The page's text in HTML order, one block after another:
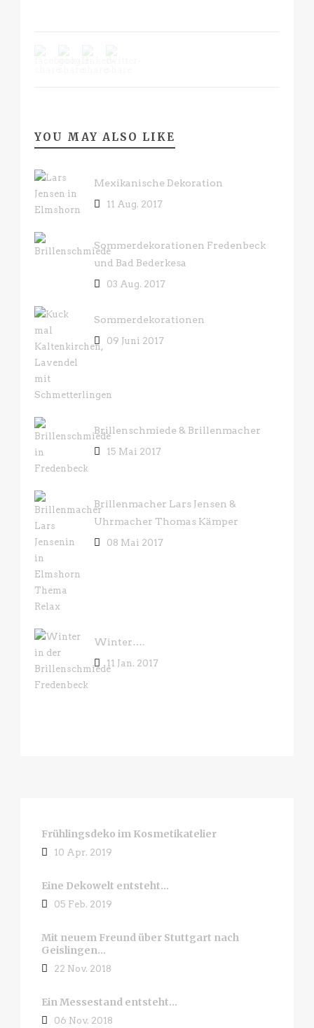
YOU MAY ALSO LIKE
Mexikanische Dekoration
11 Aug. 2017
Sommerdekorationen Fredenbeck
und Bad Bederkesa
03 Aug. 2017
Sommerdekorationen
09 Juni 2017
Brillenschmiede & Brillenmacher
15 Mai 2017
Brillenmacher Lars Jensen &
Uhrmacher Thomas Kämper
08 Mai 2017
Winter….
11 Jan. 2017
Frühlingsdeko im Kosmetikatelier
10 Apr. 2019
Eine Dekowelt entsteht…
05 Feb. 2019
Mit neuem Freund über Stuttgart nach
Geislingen…
22 Nov. 2018
Ein Messestand entsteht…
06 Nov. 2018